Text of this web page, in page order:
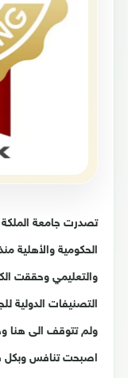
تصدرت جامعة الملكة
الحكومية والأهلية
والتعليمي وحققت
التصنيفات الدولية
اصبحت تنافس وبكل